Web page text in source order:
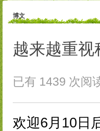
博文
越来越重视
已有 1439 次阅
欢迎6月10日